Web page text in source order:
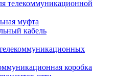
телекоммуникационной
муфта
кабель
коробка